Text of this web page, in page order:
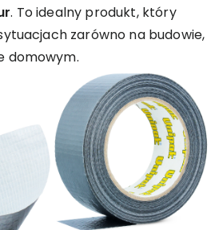
. To idealny produkt, który
zarówno na budowie,
domowym.